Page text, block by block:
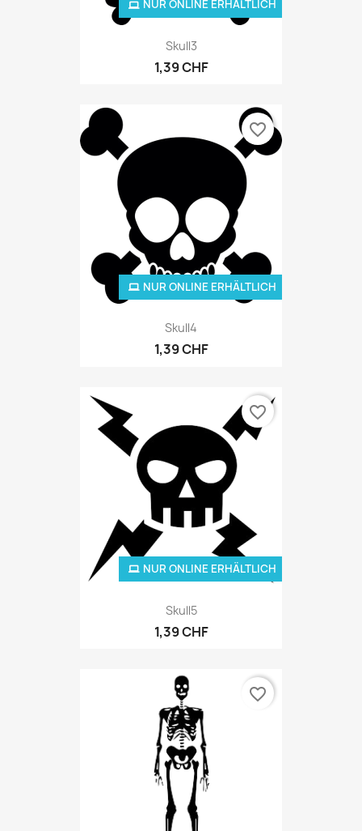
Skull3
1,39 CHF
NUR ONLINE ERHÄLTLICH
Skull4
1,39 CHF
NUR ONLINE ERHÄLTLICH
favorite_border
Skull5
1,39 CHF
NUR ONLINE ERHÄLTLICH
favorite_border
favorite_border